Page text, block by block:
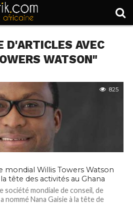
D'ARTICLES AVEC
WATSON"
825
mondial Willis Towers Watson
tête des activités au Ghana
société mondiale de conseil, de
Nana Gaisie à la tête de